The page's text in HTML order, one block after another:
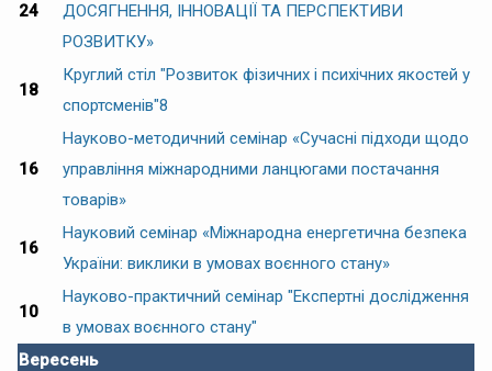
24
ДОСЯГНЕННЯ, ІННОВАЦІЇ ТА ПЕРСПЕКТИВИ
РОЗВИТКУ»
18
Круглий стіл "Розвиток фізичних і психічних якостей у
спортсменів"8
16
Науково-методичний семінар «Сучасні підходи щодо
управління міжнародними ланцюгами постачання
товарів»
16
Науковий семінар «Міжнародна енергетична безпека
України: виклики в умовах воєнного стану»
10
Науково-практичний семінар "Експертні дослідження
в умовах воєнного стану"
Вересень